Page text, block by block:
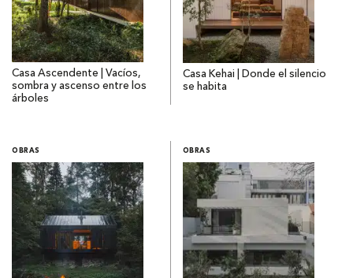
Casa Ascendente | Vacíos,
sombra y ascenso entre los
árboles
Casa Kehai | Donde el silencio
se habita
OBRAS OBRAS